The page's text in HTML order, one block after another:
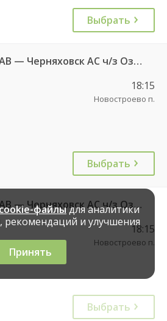
Выбрать
567А Калининград АВ — Черняховск АС ч/з Озерки п., Правдинск КДП, Железнодорожный КДП
18:15
Новостроево п.
Выбрать
567А Калининград АВ — Черняховск АС ч/з Озерки п., Правдинск КДП, Железнодорожный КДП
18:15
Новостроево п.
Выбрать
файлыдля аналитики
рекомендаций и улучшения
Принять